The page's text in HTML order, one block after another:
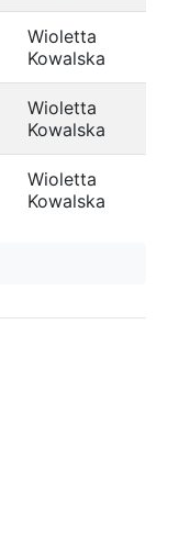
Wioletta
Kowalska
Wioletta
Kowalska
Wioletta
Kowalska